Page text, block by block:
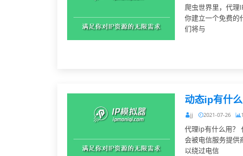
爬虫世界里，代理
你建立一个免费的
们将与
动态ip有什
jj 2021-07-26
代理ip有什么用？
会被电信服务提供
以绕过电信